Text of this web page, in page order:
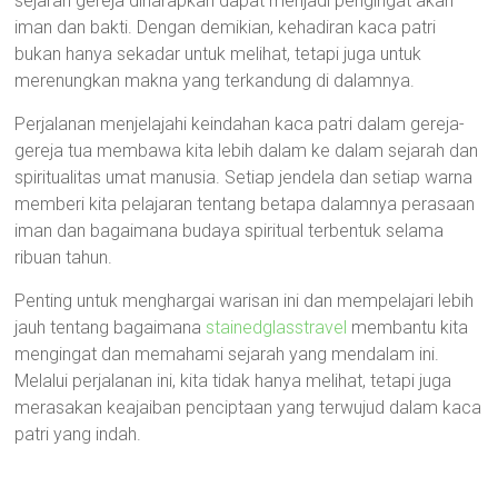
iman dan bakti. Dengan demikian, kehadiran kaca patri
bukan hanya sekadar untuk melihat, tetapi juga untuk
merenungkan makna yang terkandung di dalamnya.
Perjalanan menjelajahi keindahan kaca patri dalam gereja-
gereja tua membawa kita lebih dalam ke dalam sejarah dan
spiritualitas umat manusia. Setiap jendela dan setiap warna
memberi kita pelajaran tentang betapa dalamnya perasaan
iman dan bagaimana budaya spiritual terbentuk selama
ribuan tahun.
Penting untuk menghargai warisan ini dan mempelajari lebih
jauh tentang bagaimana stainedglasstravel membantu kita
mengingat dan memahami sejarah yang mendalam ini.
Melalui perjalanan ini, kita tidak hanya melihat, tetapi juga
merasakan keajaiban penciptaan yang terwujud dalam kaca
patri yang indah.